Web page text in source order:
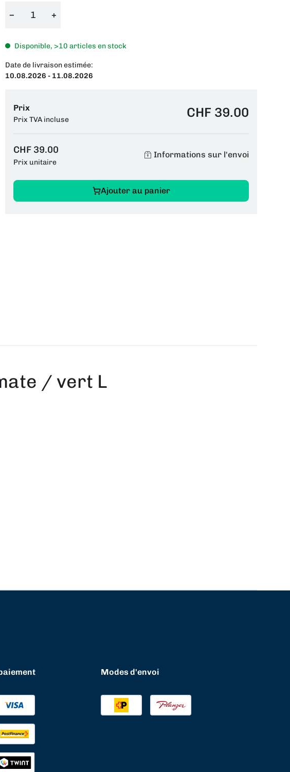
− +
Disponible, >10 articles en stock
Date de livraison estimée:
10.08.2026 - 11.08.2026
Prix
Prix TVA incluse CHF 39.00
CHF 39.00
Prix unitaire
Informations sur l'envoi
Ajouter au panier
/ vert L
Modes d'envoi